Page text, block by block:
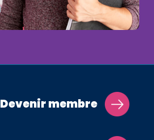
Devenir membre